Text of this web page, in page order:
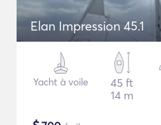
Elan Impression 45.1
Yacht à voile
45 ft
14 m